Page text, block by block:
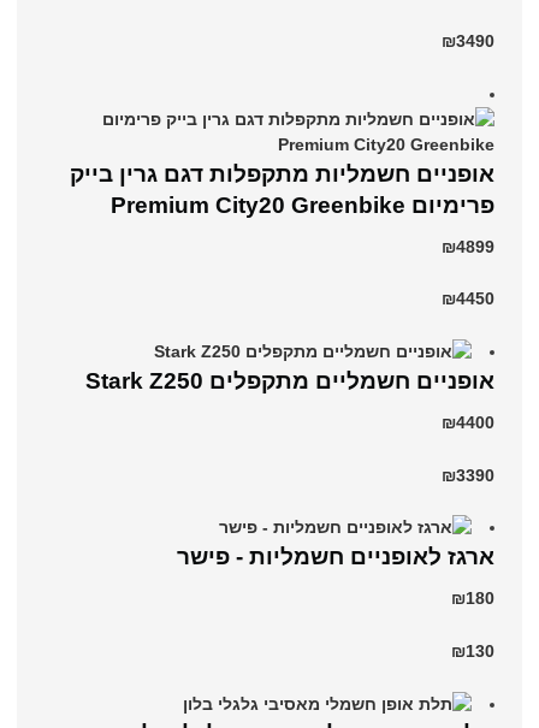
₪3490
אופניים חשמליות מתקפלות דגם גרין בייק
פרימיום Premium City20 Greenbike
₪4899
₪4450
‏אופניים חשמליים ‏מתקפלים Stark Z250
₪4400
₪3390
ארגז לאופניים חשמליות - פישר
₪180
₪130